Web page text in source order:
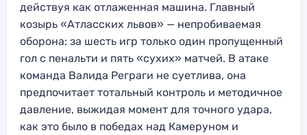
действуя как отлаженная машина. Главный
козырь «Атласских львов» — непробиваемая
оборона: за шесть игр только один пропущенный
гол с пенальти и пять «сухих» матчей. В атаке
команда Валида Реграги не суетлива, она
предпочитает тотальный контроль и методичное
давление, выжидая момент для точного удара,
как это было в победах над Камеруном и